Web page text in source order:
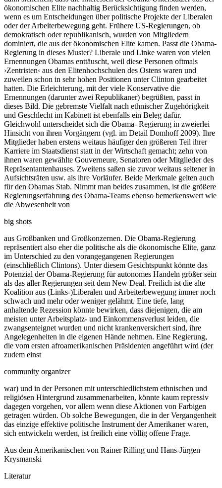
ökonomischen Elite nachhaltig Berücksichtigung finden werden,
wenn es um Entscheidungen über politische Projekte der Liberalen
oder der Arbeiterbewegung geht. Frühere US-Regierungen, ob
demokratisch oder republikanisch, wurden von Mitgliedern
dominiert, die aus der ökonomischen Elite kamen. Passt die Obama-
Regierung in dieses Muster? Liberale und Linke waren von vielen
Ernennungen Obamas enttäuscht, weil diese Personen oftmals
›Zentristen‹ aus den Elitenhochschulen des Ostens waren und
zuweilen schon in sehr hohen Positionen unter Clinton gearbeitet
hatten. Die Erleichterung, mit der viele Konservative die
Ernennungen (darunter zwei Republikaner) begrüßten, passt in
dieses Bild. Die gebremste Vielfalt nach ethnischer Zugehörigkeit
und Geschlecht im Kabinett ist ebenfalls ein Beleg dafür.
Gleichwohl unterscheidet sich die Obama- Regierung in zweierlei
Hinsicht von ihren Vorgängern (vgl. im Detail Domhoff 2009). Ihre
Mitglieder haben erstens weitaus häufiger den größeren Teil ihrer
Karriere im Staatsdienst statt in der Wirtschaft gemacht; zehn von
ihnen waren gewählte Gouverneure, Senatoren oder Mitglieder des
Repräsentantenhauses. Zweitens saßen sie zuvor weitaus seltener in
Aufsichtsräten usw. als ihre Vorläufer. Beide Merkmale gelten auch
für den Obamas Stab. Nimmt man beides zusammen, ist die größere
Regierungserfahrung des Obama-Teams ebenso bemerkenswert wie
die Abwesenheit von
big shots
aus Großbanken und Großkonzernen. Die Obama-Regierung
repräsentiert also eher die politische als die ökonomische Elite, ganz
im Unterschied zu den vorangegangenen Regierungen
(einschließlich Clintons). Unter diesem Gesichtspunkt könnte das
Potenzial der Obama-Regierung für autonomes Handeln größer sein
als das aller Regierungen seit dem New Deal. Freilich ist die alte
Koalition aus (Links-)Liberalen und Arbeiterbewegung immer noch
schwach und mehr oder weniger gelähmt. Eine tiefe, lang
anhaltende Rezession könnte bewirken, dass diejenigen, die am
meisten unter Arbeitsplatz- und Einkommensverlust leiden, die
zwangsenteignet wurden und nicht krankenversichert sind, ihre
Angelegenheiten in die eigenen Hände nehmen. Eine Regierung,
die vom ersten afroamerikanischen Präsidenten angeführt wird (der
zudem einst
community organizer
war) und in der Personen mit unterschiedlichstem ethnischen und
religiösen Hintergrund zusammenarbeiten, könnte kaum repressiv
dagegen vorgehen, vor allem wenn diese Aktionen von Farbigen
getragen würden. Ob solche Bewegungen, die in der Vergangenheit
das einzige effektive politische Instrument der Amerikaner waren,
sich entwickeln werden, ist freilich eine völlig offene Frage.
Aus dem Amerikanischen von Rainer Rilling und Hans-Jürgen
Krysmanski
Literatur